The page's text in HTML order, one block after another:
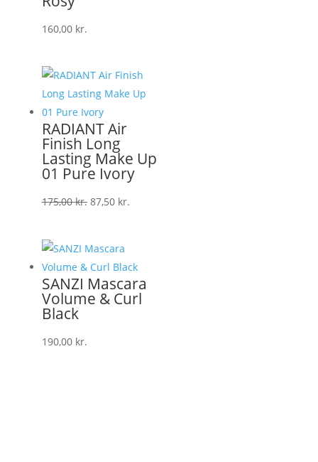
160,00 kr.
RADIANT Air
Finish Long
Lasting Make Up
01 Pure Ivory
175,00kr. Den
var:
175,00 kr..
87,50 kr.Den
87,50 kr..
SANZI Mascara
Volume & Curl
Black
190,00 kr.